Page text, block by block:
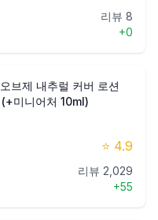
리뷰 8
+0
브제 내추럴 커버 로션
미니어처 10ml)
⭐ 4.9
리뷰 2,029
+55